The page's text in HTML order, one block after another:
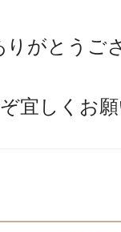
りがとうご
宜しくお